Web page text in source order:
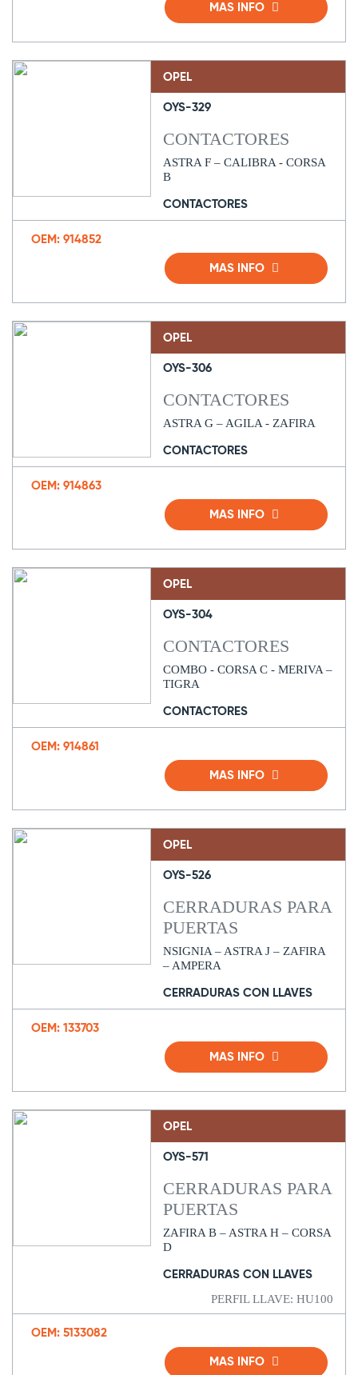
MAS INFO
OPEL
OYS-329
CONTACTORES
ASTRA F – CALIBRA - CORSA
B
CONTACTORES
OEM: 914852
MAS INFO
OPEL
OYS-306
CONTACTORES
ASTRA G – AGILA - ZAFIRA
CONTACTORES
OEM: 914863
MAS INFO
OPEL
OYS-304
CONTACTORES
COMBO - CORSA C - MERIVA –
TIGRA
CONTACTORES
OEM: 914861
MAS INFO
OPEL
OYS-526
CERRADURAS PARA
PUERTAS
NSIGNIA – ASTRA J – ZAFIRA
– AMPERA
CERRADURAS CON LLAVES
OEM: 133703
MAS INFO
OPEL
OYS-571
CERRADURAS PARA
PUERTAS
ZAFIRA B – ASTRA H – CORSA
D
CERRADURAS CON LLAVES
PERFIL LLAVE: HU100
OEM: 5133082
MAS INFO